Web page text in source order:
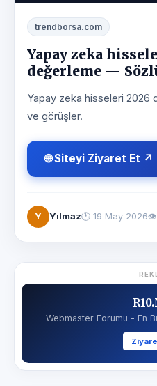
trendborsa.com
Yapay zeka
değerleme —
Yapay zeka hisseleri 2026
ve görüşler.
🌐 Siteyi Ziyaret Et ↗
Y Yılmaz🕐 19 May 2026👁
Webmaster Forumu - En